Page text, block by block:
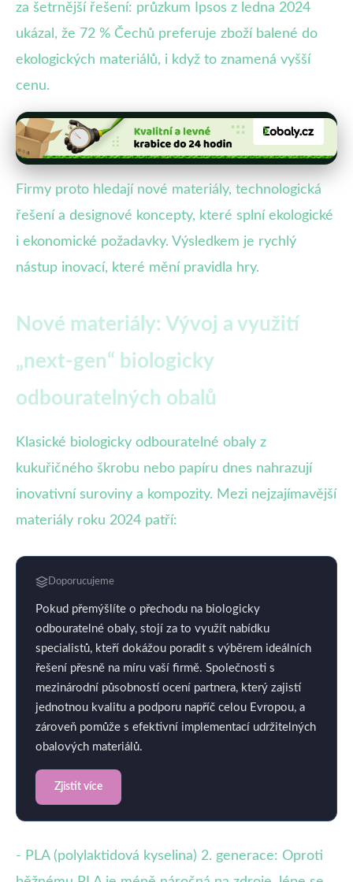
za šetrnější řešení: průzkum Ipsos z ledna 2024
ukázal, že 72 % Čechů preferuje zboží balené do
ekologických materiálů, i když to znamená vyšší
cenu.
Firmy proto hledají nové materiály, technologická
řešení a designové koncepty, které splní ekologické
i ekonomické požadavky. Výsledkem je rychlý
nástup inovací, které mění pravidla hry.
Nové materiály: Vývoj a využití
„next-gen“ biologicky
odbouratelných obalů
Klasické biologicky odbouratelné obaly z
kukuřičného škrobu nebo papíru dnes nahrazují
inovativní suroviny a kompozity. Mezi nejzajímavější
materiály roku 2024 patří:
Doporucujeme
Pokud přemýšlíte o přechodu na biologicky
odbouratelné obaly, stojí za to využít nabídku
specialistů, kteří dokážou poradit s výběrem ideálních
řešení přesně na míru vaší firmě. Společnosti s
mezinárodní působností ocení partnera, který zajistí
jednotnou kvalitu a podporu napříč celou Evropou, a
zároveň pomůže s efektivní implementací udržitelných
obalových materiálů.
Zjistit více
- PLA (polylaktidová kyselina) 2. generace: Oproti